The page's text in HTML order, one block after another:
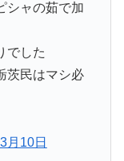
シャの茹で加
でした
茨民はマシ必
月10日